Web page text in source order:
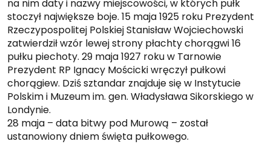
na nim daty i nazwy miejscowości, w których pułk
stoczył największe boje. 15 maja 1925 roku Prezydent
Rzeczypospolitej Polskiej Stanisław Wojciechowski
zatwierdził wzór lewej strony płachty chorągwi 16
pułku piechoty. 29 maja 1927 roku w Tarnowie
Prezydent RP Ignacy Mościcki wręczył pułkowi
chorągiew. Dziś sztandar znajduje się w Instytucie
Polskim i Muzeum im. gen. Władysława Sikorskiego w
Londynie.
28 maja – data bitwy pod Murową – został
ustanowiony dniem święta pułkowego.